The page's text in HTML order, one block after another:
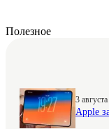
Полезное
3 августа
Apple